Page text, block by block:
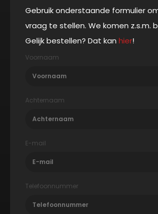
Gebruik onderstaande formulier
vraag te stellen. We komen z.s.m.
Gelijk bestellen? Dat kan hier!
Voornaam
Achternaam
E-mail
Telefoonnummer